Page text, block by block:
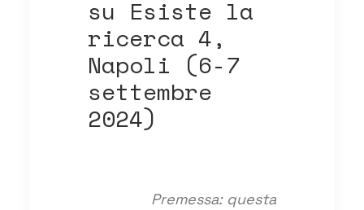
su Esiste la
ricerca 4,
Napoli (6-7
settembre
2024)
Premessa: questa